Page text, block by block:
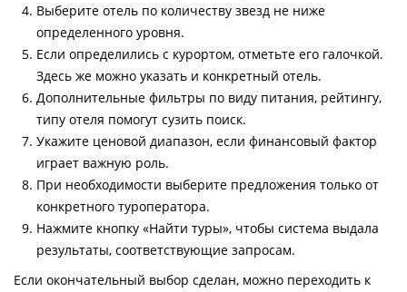
Выберите отель по количеству звезд не ниже
определенного уровня.
Если определились с курортом, отметьте его галочкой.
Здесь же можно указать и конкретный отель.
Дополнительные фильтры по виду питания, рейтингу,
типу отеля помогут сузить поиск.
Укажите ценовой диапазон, если финансовый фактор
играет важную роль.
При необходимости выберите предложения только от
конкретного туроператора.
Нажмите кнопку «Найти туры», чтобы система выдала
результаты, соответствующие запросам.
Если окончательный выбор сделан, можно переходить к